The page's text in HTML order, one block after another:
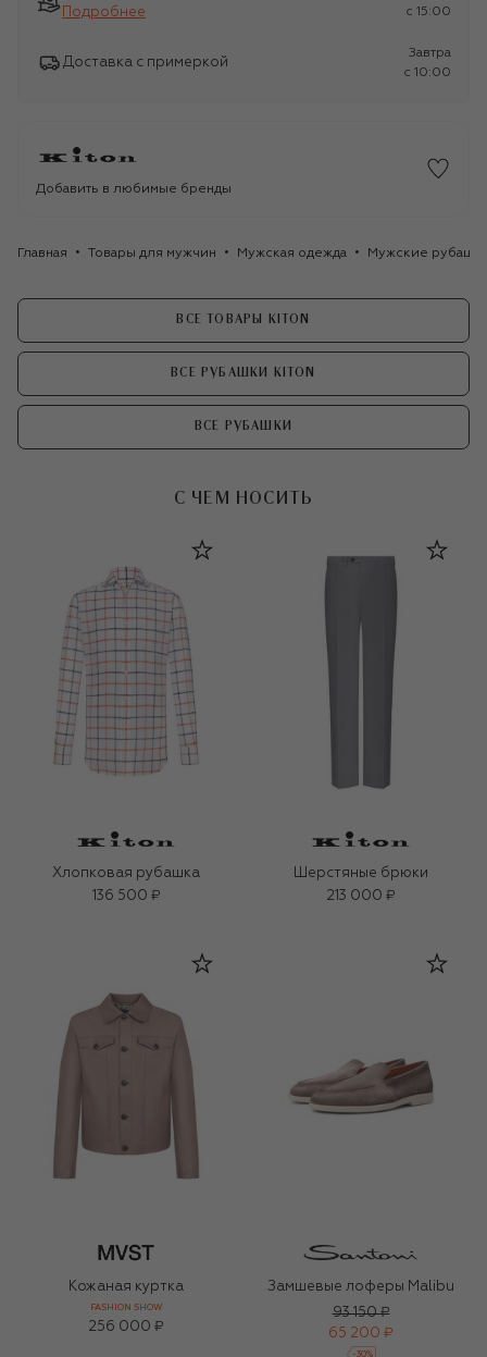
Подробнее
c 15:00
Доставка с примеркой
Завтра
c 10:00
Добавить в любимые бренды
Главная Товары для мужчин Мужская одежда Мужские
ВСЕ ТОВАРЫ KITON
ВСЕ РУБАШКИ KITON
ВСЕ РУБАШКИ
С ЧЕМ НОСИТЬ
Хлопковая рубашка
136 500 ₽
Шерстяные брюки
213 000 ₽
Кожаная куртка
FASHION SHOW
256 000 ₽
Замшевые лоферы Malibu
93 150 ₽
65 200 ₽
-30%